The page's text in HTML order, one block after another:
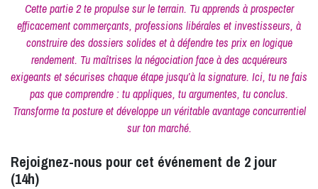
Cette partie 2 te propulse sur le terrain. Tu apprends à prospecter
efficacement commerçants, professions libérales et investisseurs, à
construire des dossiers solides et à défendre tes prix en logique
rendement. Tu maîtrises la négociation face à des acquéreurs
exigeants et sécurises chaque étape jusqu’à la signature. Ici, tu ne fais
pas que comprendre : tu appliques, tu argumentes, tu conclus.
Transforme ta posture et développe un véritable avantage concurrentiel
sur ton marché.
Rejoignez-nous pour cet événement de 2 jour
(14h)